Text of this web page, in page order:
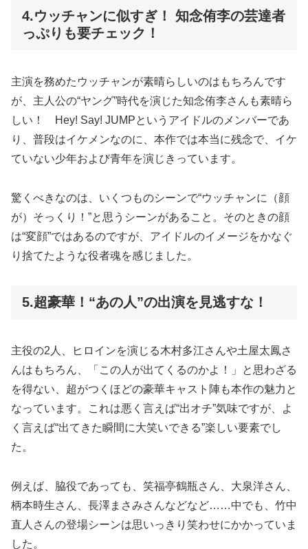
4.ウッチャンに似すぎ！ 知念侑李の芸達者
っぷりも要チェック！
主演を務めたウッチャンが素晴らしいのはもちろんです
が、主人公の“ヤング”時代を演じた知念侑李さんも素晴ら
しい！ Hey! Say! JUMPというアイドルのメンバーであ
り、普段はイケメンなのに、本作では本当に残念で、イケ
ていない少年および青年を演じきっています。
驚くべきなのは、いくつものシーンで“ウッチャンに（顔
が）そっくり！”と思うシーンがあること。そのときの顔
は“変顔”ではあるのですが、アイドルのイメージをかなぐ
り捨てたような役者魂を感じました。
5.超豪華！“あの人”の出演を見逃すな！
主役の2人、ヒロインを演じる木村多江さんや土屋太鳳さ
んはもちろん、「この人が出てくるのかよ！」と思わざる
を得ない、超がつくほどの豪華キャスト陣も本作の魅力と
なっています。これは悪く言えば“出オチ”気味ですが、よ
く言えば“出てきた瞬間に大笑いできる”楽しい要素でし
た。
例えば、脇役であっても、笑福亭鶴瓶さん、大泉洋さん、
柄本時生さん、長澤まさみさんなどなど……中でも、竹中
直人さんの登場シーンは思いっきり笑わせにかかっていま
した。